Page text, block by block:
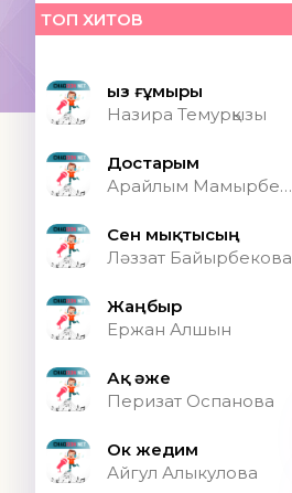
ТОП ХИТОВ
Қыз ғұмыры
Назира Темурқызы
Достарым
Арайлым Мамырбекқызы
Сен мықтысың
Ләззат Байырбекова
Жаңбыр
Ержан Алшын
Ақ әже
Перизат Оспанова
Ок жедим
Айгул Алыкулова